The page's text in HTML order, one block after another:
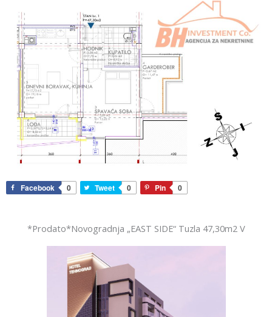
Facebook 0 Tweet 0 Pin 0
*Prodato*Novogradnja „EAST SIDE“ Tuzla 47,30m2 V